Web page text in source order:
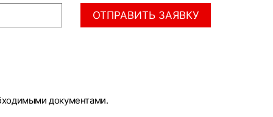
ОТПРАВИТЬ ЗАЯВКУ
документами.